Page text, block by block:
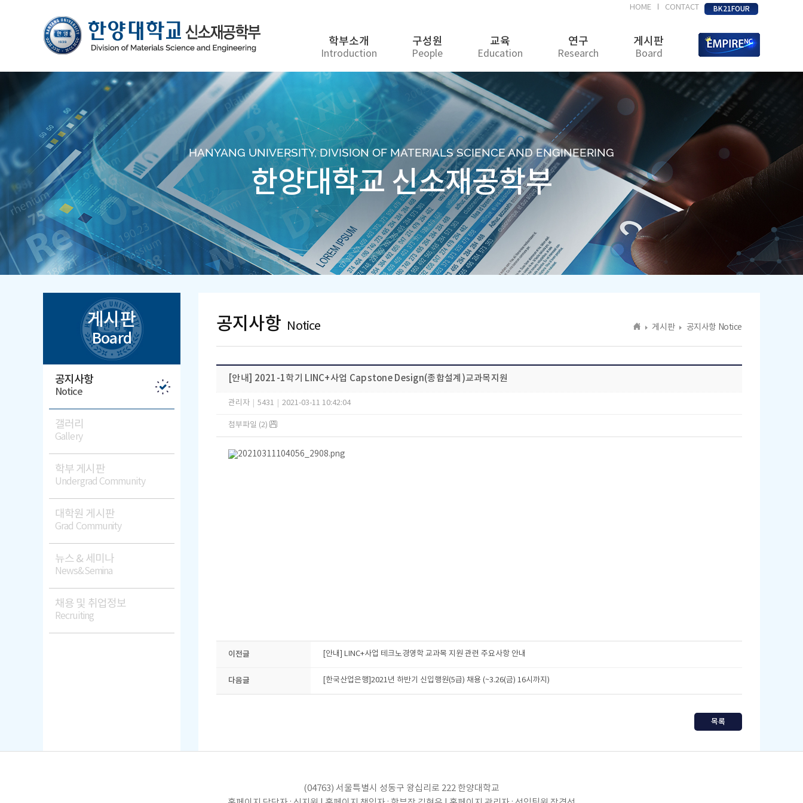
HOME CONTACT BK21FOUR
학부소개
Introduction
구성원
People
교육
Education
연구
Research
게시판
Board
HANYANG UNIVERSITY, DIVISION OF MATERIALS SCIENCE AND ENGINEERING
한양대학교 신소재공학부
게시판
Board
공지사항
Notice
갤러리
Gallery
학부 게시판
Undergrad Community
대학원 게시판
Grad Community
뉴스 & 세미나
News&Semina
채용 및 취업정보
Recruiting
공지사항 Notice 게시판 공지사항 Notice
[안내] 2021-1학기 LINC+사업 Capstone Design(종합설계)교과목지원
관리자 5431 2021-03-11 10:42:04
첨부파일 (2)
이전글 [안내] LINC+사업 테크노경영학 교과목 지원 관련 주요사항 안내
다음글 [한국산업은행]2021년 하반기 신입행원(5급) 채용 (~3.26(금) 16시까지)
목록
(04763) 서울특별시 성동구 왕십리로 222 한양대학교